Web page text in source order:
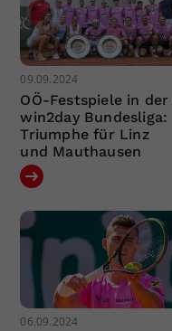
09.09.2024
OÖ-Festspiele in der
win2day Bundesliga:
Triumphe für Linz
und Mauthausen
06.09.2024